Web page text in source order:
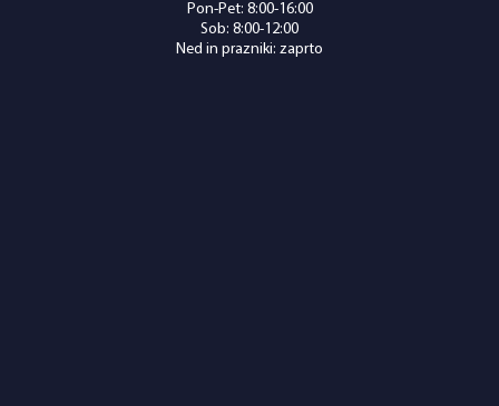
Pon-Pet: 8:00-16:00
Sob: 8:00-12:00
Ned in prazniki: zaprto